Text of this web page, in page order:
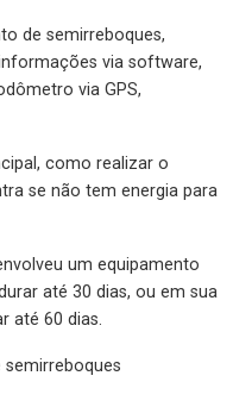
de semirreboques,
via software,
via GPS,
como realizar o
se não tem energia para
um equipamento
até 30 dias, ou em sua
até 60 dias.